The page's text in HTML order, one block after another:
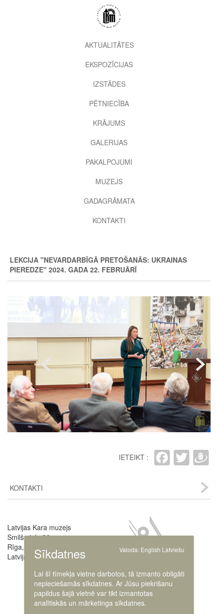
2nd
level
AKTUALITĀTES
EKSPOZĪCIJAS
IZSTĀDES
PĒTNIECĪBA
KRĀJUMS
GALERIJAS
PAKALPOJUMI
MUZEJS
GADAGRĀMATA
KONTAKTI
LEKCIJA "NEVARDARBĪGĀ PRETOŠANĀS: UKRAINAS
PIEREDZE" 2024. GADA 22. FEBRUĀRĪ
Image
Image
Image
Image
Image
Image
Image
Image
IETEIKT :
KONTAKTI
Latvijas Kara muzejs
Smilšu iela 20
Rīga, LV-1050,
Latvija
Sīkdatnes Valoda: English Latviešu
Lai šī tīmekļa vietne darbotos, tā izmanto obligāti
nepieciešamās sīkdatnes. Ar Jūsu piekrišanu
papildus šajā vietnē var tikt izmantotas
analītiskās un mārketinga sīkdatnes.